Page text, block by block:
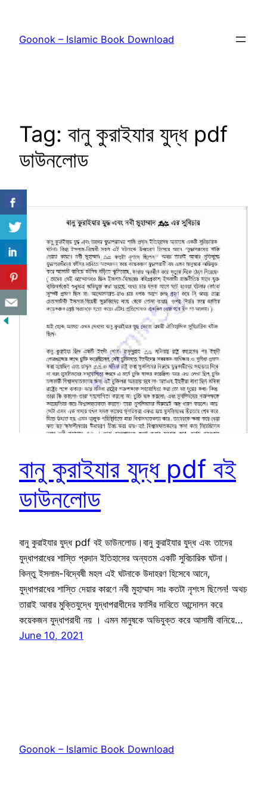
content
Goonok – Islamic Book Download
Tag: বানু কুরাইযার যুদ্ধ pdf
ডাউনলোড
বানু কুরাইযার যুদ্ধ pdf বই
ডাউনলোড
বানু কুরাইযার যুদ্ধ pdf বই ডাউনলোড।বানু কুরাইযার যুদ্ধ এবং তাদের
যুদ্ধাপরাধের শাস্তি প্রদান ইতিহাসের অন্যতম একটি সুবিচারিক ঘটনা।
কিন্তু ইসলাম-বিদ্বেষী মহল এই ঘটনাকে উদাহরণ হিসেবে আনে,
যুদ্ধাপরাধের শাস্তি দেয়ার কারণে নবী মুহাম্মাদ সাঃ কতটা নৃশংস ছিলেন! অথচ
তারাই আবার মুক্তিযুদ্ধে যুদ্ধাপরাধীদের ফাসিঁর দাবিতে আন্দোলন করে
কয়েকজন যুদ্ধাপরাধী নয় । এমন মানুষকে অভিযুক্ত করে আসামী বানিয়ে…
June 10, 2021
Goonok – Islamic Book Download